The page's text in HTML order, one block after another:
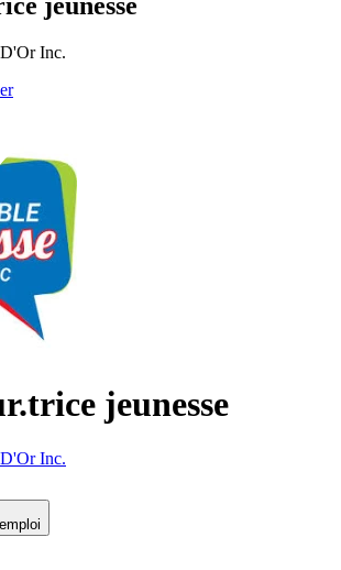
Inc.
jeunesse
Inc.